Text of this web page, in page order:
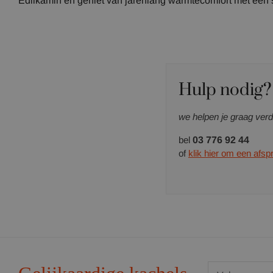
Hulp nodig?
we helpen je graag
bel 03 776 92 44
of klik hier om een